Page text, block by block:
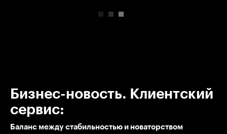
Бизнес-новость. Клиентский
сервис:
Баланс между стабильностью и новаторством